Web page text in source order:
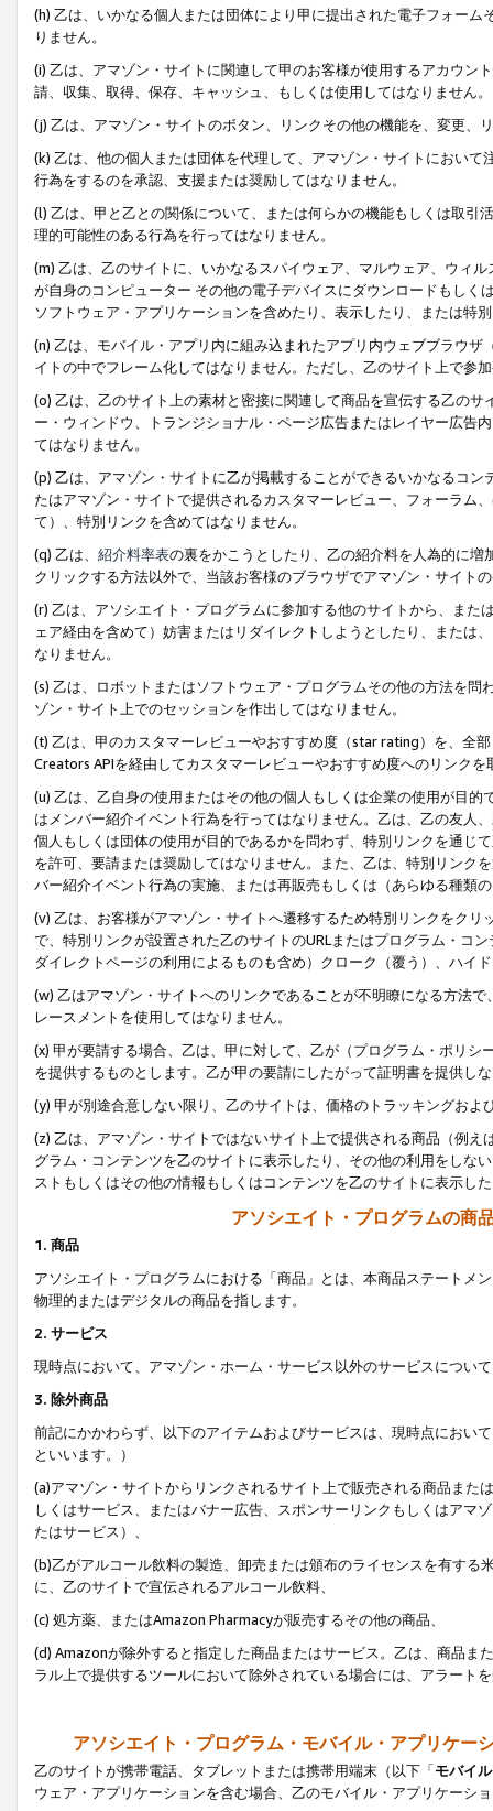
(h) 乙は、いかなる個人または団体により甲に提出された電子フォー
りません。
(i) 乙は、アマゾン・サイトに関連して甲のお客様が使用するアカウン
請、収集、取得、保存、キャッシュ、もしくは使用してはなりません。
(j) 乙は、アマゾン・サイトのボタン、リンクその他の機能を、変更、
(k) 乙は、他の個人または団体を代理して、アマゾン・サイトにおい
行為をするのを承認、支援または奨励してはなりません。
(l) 乙は、甲と乙との関係について、または何らかの機能もしくは取
理的可能性のある行為を行ってはなりません。
(m) 乙は、乙のサイトに、いかなるスパイウェア、マルウェア、ウィ
が自身のコンピューター その他の電子デバイスにダウンロードもし
ソフトウェア・アプリケーションを含めたり、表示したり、または特
(n) 乙は、モバイル・アプリ内に組み込まれたアプリ内ウェブブラウ
イトの中でフレーム化してはなりません。ただし、乙のサイト上で参
(o) 乙は、乙のサイト上の素材と密接に関連して商品を宣伝する乙の
ー・ウィンドウ、トランジショナル・ページ広告またはレイヤー広告
てはなりません。
(p) 乙は、アマゾン・サイトに乙が掲載することができるいかなるコ
たはアマゾン・サイトで提供されるカスタマーレビュー、フォーラム
て）、特別リンクを含めてはなりません。
(q) 乙は、 紹介料率表の裏をかこうとしたり、乙の紹介料を人為的に
クリックする方法以外で、当該お客様のブラウザでアマゾン・サイト
(r) 乙は、アソシエイト・プログラムに参加する他のサイトから、ま
ェア経由を含めて）妨害またはリダイレクトしようとしたり、または
なりません。
(s) 乙は、ロボットまたはソフトウェア・プログラムその他の方法を
ゾン・サイト上でのセッションを作出してはなりません。
(t) 乙は、甲のカスタマーレビューやおすすめ度（star rating）を、全
Creators APIを経由してカスタマーレビューやおすすめ度へのリンクを
(u) 乙は、乙自身の使用またはその他の個人もしくは企業の使用が目
はメンバー紹介イベント行為を行ってはなりません。乙は、乙の友人
個人もしくは団体の使用が目的であるかを問わず、特別リンクを通じ
を許可、要請または奨励してはなりません。また、乙は、特別リンク
バー紹介イベント行為の実施、または再販売もしくは（あらゆる種類
(v) 乙は、お客様がアマゾン・サイトへ遷移するため特別リンクをク
で、特別リンクが設置された乙のサイトのURLまたはプログラム・コ
ダイレクトページの利用によるものも含め）クローク（覆う）、ハイ
(w) 乙はアマゾン・サイトへのリンクであることが不明瞭になる方法
レースメントを使用してはなりません。
(x) 甲が要請する場合、乙は、甲に対して、乙が（プログラム・ポリ
を提供するものとします。乙が甲の要請にしたがって証明書を提供し
(y) 甲が別途合意しない限り、乙のサイトは、価格のトラッキングお
(z) 乙は、アマゾン・サイトではないサイト上で提供される商品（例
グラム・コンテンツを乙のサイトに表示したり、その他の利用をしな
ストもしくはその他の情報もしくはコンテンツを乙のサイトに表示し
アソシエイト・プログラムの商
1. 商品
アソシエイト・プログラムにおける「商品」とは、本商品ステートメ
物理的またはデジタルの商品を指します。
2. サービス
現時点において、アマゾン・ホーム・サービス以外のサービスについ
3. 除外商品
前記にかかわらず、以下のアイテムおよびサービスは、現時点におい
といいます。）
(a)アマゾン・サイトからリンクされるサイト上で販売される商品ま
しくはサービス、またはバナー広告、スポンサーリンクもしくはアマ
たはサービス）、
(b)乙がアルコール飲料の製造、卸売または頒布のライセンスを有す
に、乙のサイトで宣伝されるアルコール飲料、
(c) 処方薬、またはAmazon Pharmacyが販売するその他の商品、
(d) Amazonが除外すると指定した商品またはサービス。乙は、商品ま
ラル上で提供するツールにおいて除外されている場合には、アラート
アソシエイト・プログラム・モバイル・アプリケー
乙のサイトが携帯電話、タブレットまたは携帯用端末（以下「モバイ
ウェア・アプリケーションを含む場合、乙のモバイル・アプリケーシ